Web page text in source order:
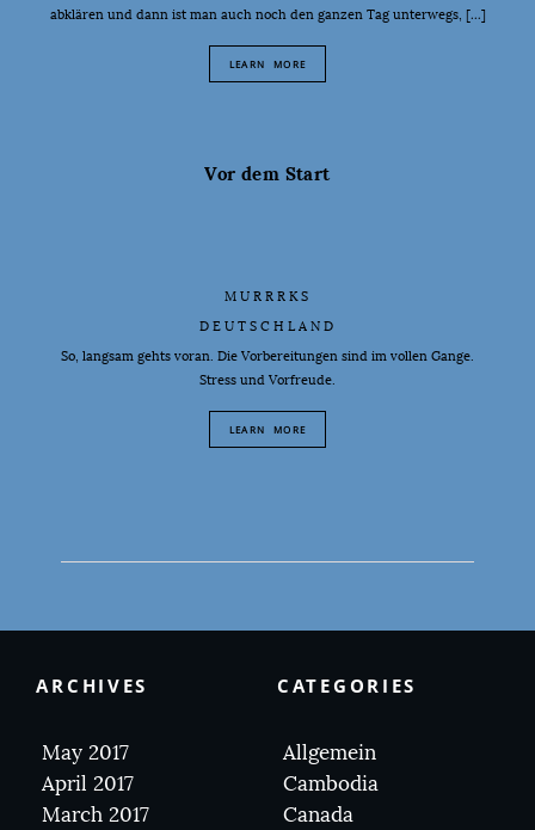
abklären und dann ist man auch noch den ganzen Tag unterwegs, […]
LEARN MORE
Vor dem Start
MURRRKS
DEUTSCHLAND
So, langsam gehts voran. Die Vorbereitungen sind im vollen Gange.
Stress und Vorfreude.
LEARN MORE
ARCHIVES
May 2017
April 2017
March 2017
CATEGORIES
Allgemein
Cambodia
Canada